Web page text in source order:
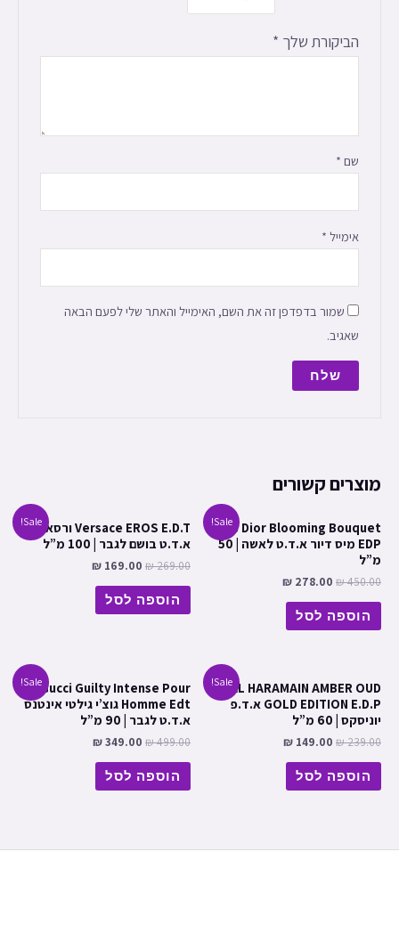
הביקורת שלך *
שם *
אימייל *
שמור בדפדפן זה את השם, האימייל והאתר שלי לפעם הבאה
שאגיב.
מוצרים קשורים
Sale!
Miss Dior Blooming Bouquet
EDP מיס דיור א.ד.ט לאשה | 50
מ”ל
₪450.00
₪ 278.00
הוספה לסל
Sale!
Versace EROS E.D.T ורסאצ’ה
א.ד.ט בושם לגבר | 100 מ”ל
₪269.00
₪ 169.00
הוספה לסל
Sale!AL HARAMAIN AMBER OUD
GOLD EDITION E.D.P א.ד.פ
יוניסקס | 60 מ”ל
₪239.00
₪ 149.00
הוספה לסל
Sale!Gucci Guilty Intense Pour
Homme Edt גוצ’י גילטי אינטנס
א.ד.ט לגבר | 90 מ”ל
₪499.00
₪349.00
הוספה לסל